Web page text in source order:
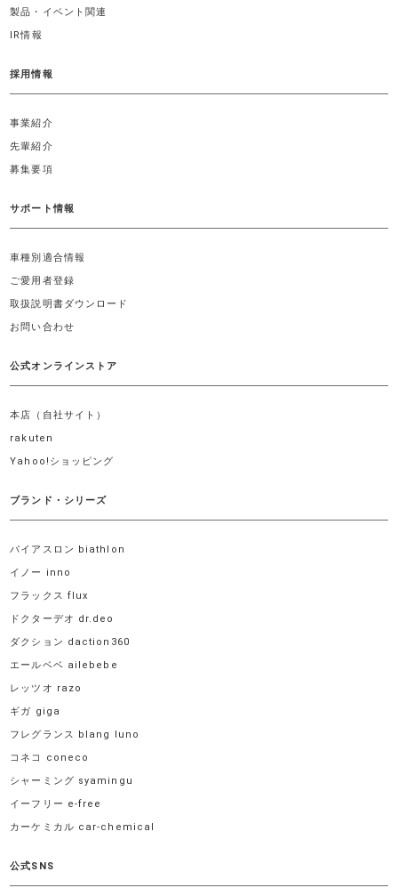
製品・イベント関連
IR情報
採用情報
事業紹介
先輩紹介
募集要項
サポート情報
車種別適合情報
ご愛用者登録
取扱説明書ダウンロード
お問い合わせ
公式オンラインストア
本店（自社サイト）
rakuten
Yahoo!ショッピング
ブランド・シリーズ
バイアスロン biathlon
イノー inno
フラックス flux
ドクターデオ dr.deo
ダクション daction360
エールベベ ailebebe
レッツオ razo
ギガ giga
フレグランス blang luno
コネコ coneco
シャーミング syamingu
イーフリー e-free
カーケミカル car-chemical
公式SNS